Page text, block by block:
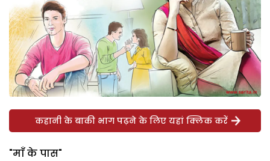
कहानी के बाकी भाग पढ़ने के लिए यहां क्लिक करें
"माँ के पास"